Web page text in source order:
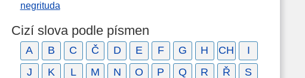
negrituda
Cizí slova podle písmen
A B C Č D E F G H CH
I
J
K L M N O P Q R Ř
S